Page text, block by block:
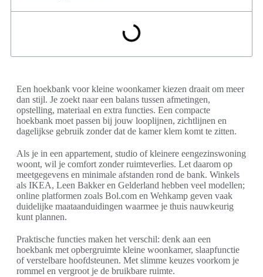
Een hoekbank voor kleine woonkamer kiezen draait om meer
dan stijl. Je zoekt naar een balans tussen afmetingen,
opstelling, materiaal en extra functies. Een compacte
hoekbank moet passen bij jouw looplijnen, zichtlijnen en
dagelijkse gebruik zonder dat de kamer klem komt te zitten.
Als je in een appartement, studio of kleinere eengezinswoning
woont, wil je comfort zonder ruimteverlies. Let daarom op
meetgegevens en minimale afstanden rond de bank. Winkels
als IKEA, Leen Bakker en Gelderland hebben veel modellen;
online platformen zoals Bol.com en Wehkamp geven vaak
duidelijke maataanduidingen waarmee je thuis nauwkeurig
kunt plannen.
Praktische functies maken het verschil: denk aan een
hoekbank met opbergruimte kleine woonkamer, slaapfunctie
of verstelbare hoofdsteunen. Met slimme keuzes voorkom je
rommel en vergroot je de bruikbare ruimte.